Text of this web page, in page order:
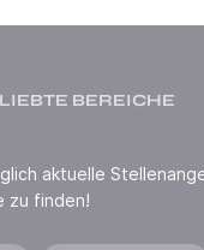
BEREICHE
aktuelle
zu finden!